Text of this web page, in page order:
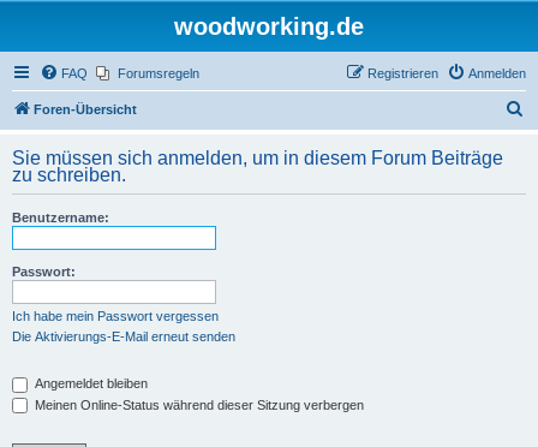
woodworking.de
FAQ Forumsregeln Anmelden
Registrieren
Foren-Übersicht
h
Sie müssen sich anmelden, um in diesem Forum Beiträge
zu schreiben.
Benutzername:
Passwort:
Ich habe mein Passwort vergessen
Die Aktivierungs-E-Mail erneut senden
Angemeldet bleiben
Meinen Online-Status während dieser Sitzung verbergen